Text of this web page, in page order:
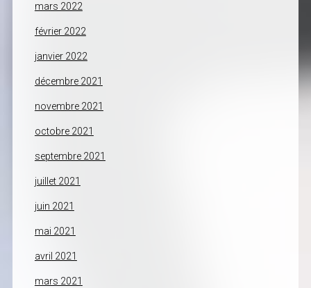
mars 2022
février 2022
janvier 2022
décembre 2021
novembre 2021
octobre 2021
septembre 2021
juillet 2021
juin 2021
mai 2021
avril 2021
mars 2021